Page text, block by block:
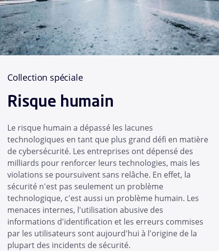
Collection spéciale
Risque humain
Le risque humain a dépassé les lacunes
technologiques en tant que plus grand défi en matière
de cybersécurité. Les entreprises ont dépensé des
milliards pour renforcer leurs technologies, mais les
violations se poursuivent sans relâche. En effet, la
sécurité n'est pas seulement un problème
technologique, c'est aussi un problème humain. Les
menaces internes, l'utilisation abusive des
informations d'identification et les erreurs commises
par les utilisateurs sont aujourd'hui à l'origine de la
plupart des incidents de sécurité.